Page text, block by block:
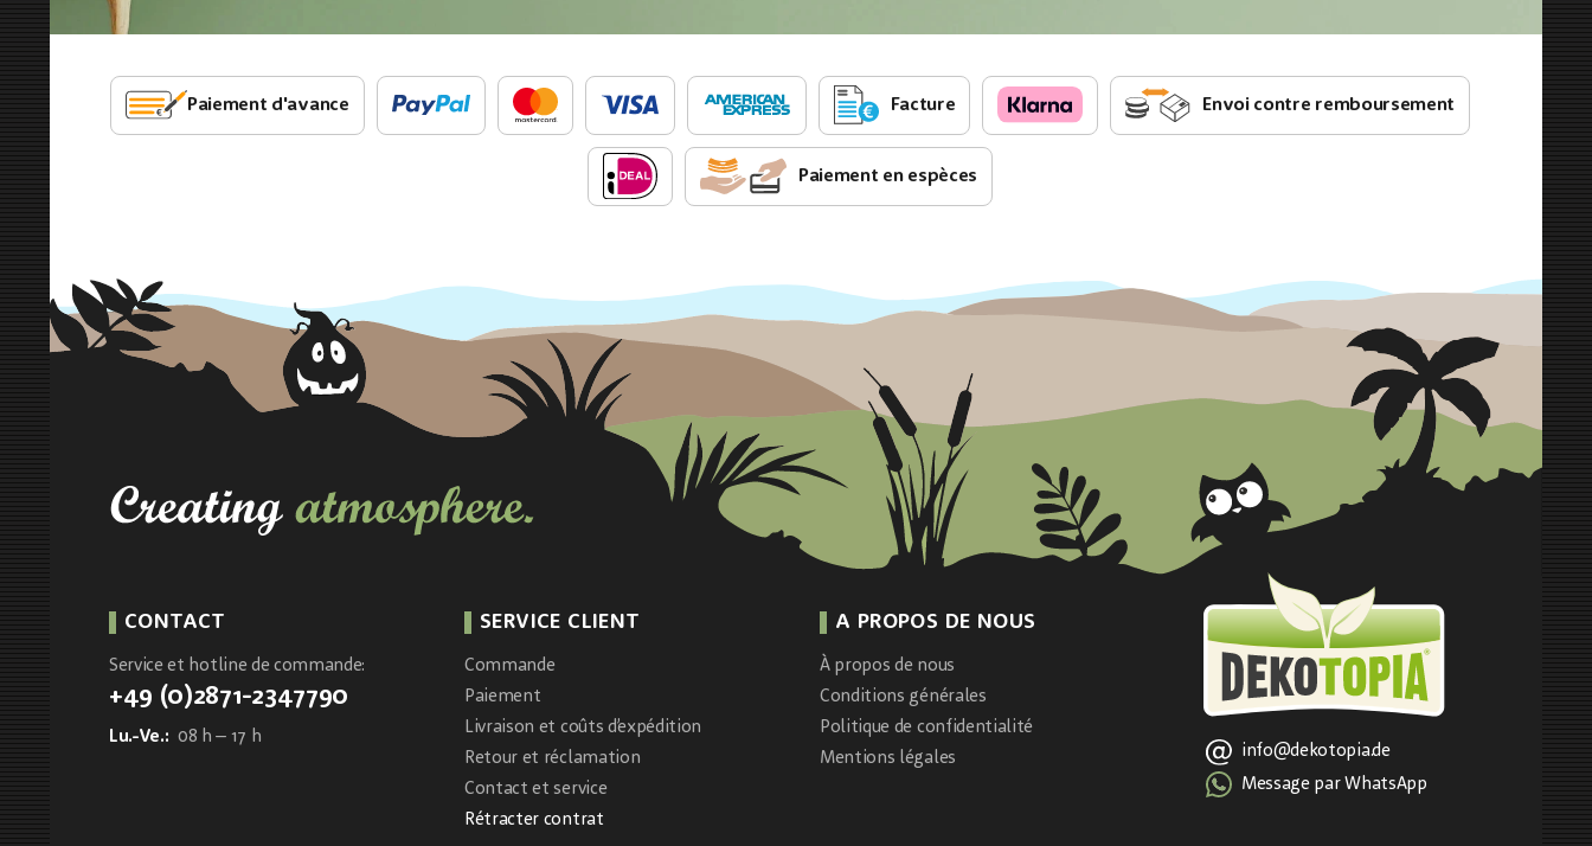
Paiement d'avance Facture Envoi contre remboursement
Paiement en espèces
CONTACT
Service et hotline de commande:
+49 (0)2871-2347790
Lu.-Ve.: 08 h – 17 h
SERVICE CLIENT
Commande
Paiement
Livraison et coûts d’expédition
Retour et réclamation
Contact et service
Rétracter contrat
A PROPOS DE NOUS
À propos de nous
Conditions générales
Politique de confidentialité
Mentions légales
info@dekotopia.de
Message par WhatsApp